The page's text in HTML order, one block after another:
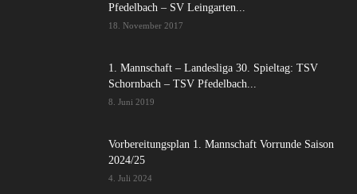
Pfedelbach – SV Leingarten...
18. November 2017
1. Mannschaft – Landesliga 30. Spieltag: TSV
Schornbach – TSV Pfedelbach...
8. Juni 2019
Vorbereitungsplan 1. Mannschaft Vorrunde Saison
2024/25
4. Juli 2024